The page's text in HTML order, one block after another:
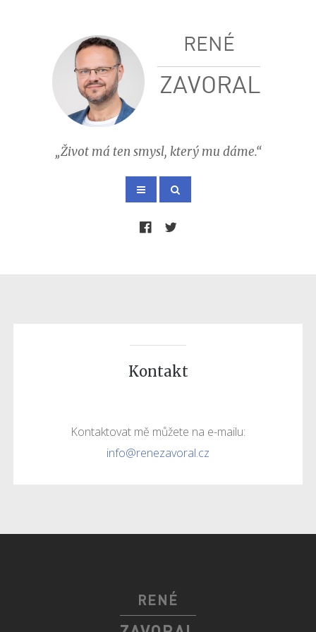
RENÉ
ZAVORAL
„Život má ten smysl, který mu dáme.“
Kontakt
Kontaktovat mě můžete na e-mailu:
info@renezavoral.cz
RENÉ